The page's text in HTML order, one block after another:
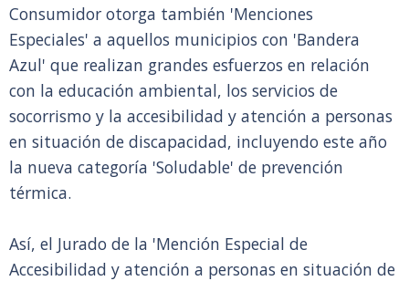
Consumidor otorga también 'Menciones
Especiales' a aquellos municipios con 'Bandera
Azul' que realizan grandes esfuerzos en relación
con la educación ambiental, los servicios de
socorrismo y la accesibilidad y atención a personas
en situación de discapacidad, incluyendo este año
la nueva categoría 'Soludable' de prevención
térmica.
Así, el Jurado de la 'Mención Especial de
Accesibilidad y atención a personas en situación de